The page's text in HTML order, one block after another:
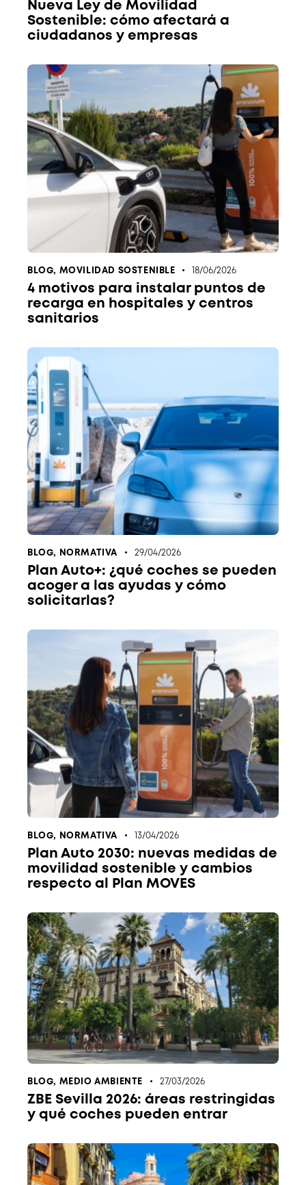
Nueva Ley de Movilidad
Sostenible: cómo afectará a
ciudadanos y empresas
BLOG, MOVILIDAD SOSTENIBLE 18/06/2026
4 motivos para instalar puntos de
recarga en hospitales y centros
sanitarios
BLOG, NORMATIVA 29/04/2026
Plan Auto+: ¿qué coches se pueden
acoger a las ayudas y cómo
solicitarlas?
BLOG, NORMATIVA 13/04/2026
Plan Auto 2030: nuevas medidas de
movilidad sostenible y cambios
respecto al Plan MOVES
BLOG, MEDIO AMBIENTE 27/03/2026
ZBE Sevilla 2026: áreas restringidas
y qué coches pueden entrar